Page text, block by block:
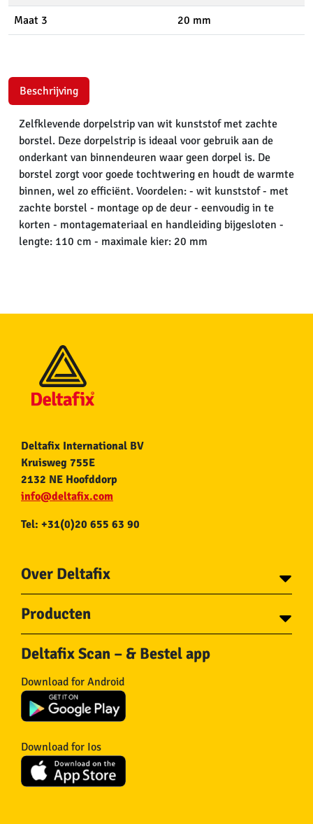
Maat 3 20 mm
Beschrijving
Zelfklevende dorpelstrip van wit kunststof met zachte
borstel. Deze dorpelstrip is ideaal voor gebruik aan de
onderkant van binnendeuren waar geen dorpel is. De
borstel zorgt voor goede tochtwering en houdt de warmte
binnen, wel zo efficiënt. Voordelen: - wit kunststof - met
zachte borstel - montage op de deur - eenvoudig in te
korten - montagemateriaal en handleiding bijgesloten -
lengte: 110 cm - maximale kier: 20 mm
Deltafix International BV
Kruisweg 755E
2132 NE Hoofddorp
info@deltafix.com
Tel: +31(0)20 655 63 90
Over Deltafix
Voor gemeentes
Over Deltafix
Producten
Schroeven
Bouten
Draadnagels
Pluggen
Beslag
Haken
IJzerwaren
Wielen
Ketting en Toebehoren
Deltafix Scan – & Bestel app
Download for Android
Download for Ios